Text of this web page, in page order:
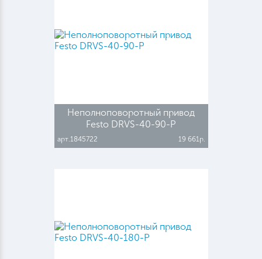
Неполноповоротный привод
Festo DRVS-40-90-P
арт.1845722 19 661р.